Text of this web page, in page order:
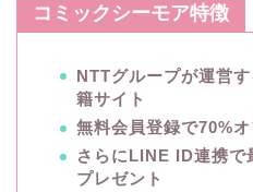
コミックシーモア特徴
NTTグループが運営
籍サイト
無料会員登録で70%
さらにLINE ID連携で
プレゼント